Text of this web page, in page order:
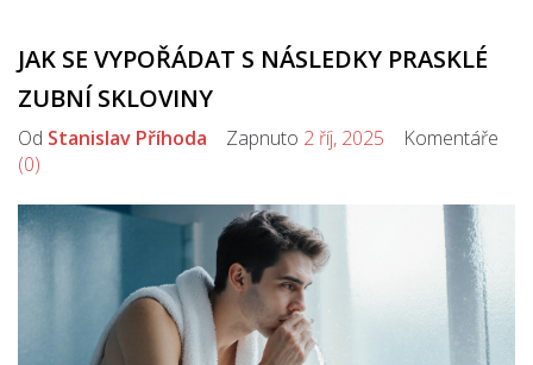
JAK SE VYPOŘÁDAT S NÁSLEDKY PRASKLÉ
ZUBNÍ SKLOVINY
Od Stanislav Příhoda Zapnuto 2 říj, 2025 Komentáře
(0)